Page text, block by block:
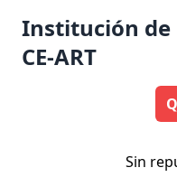
Institución de
CE-ART
Sin